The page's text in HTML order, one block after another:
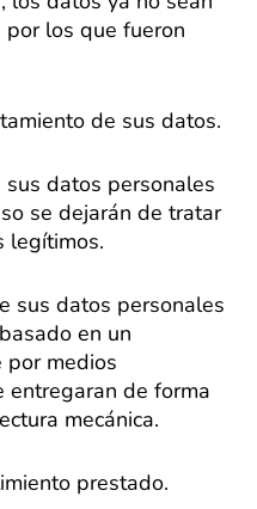
los que fueron
de sus datos.
datos personales
se dejarán de tratar
legítimos.
sus datos personales
en un
por medios
entregaran de forma
mecánica.
prestado.